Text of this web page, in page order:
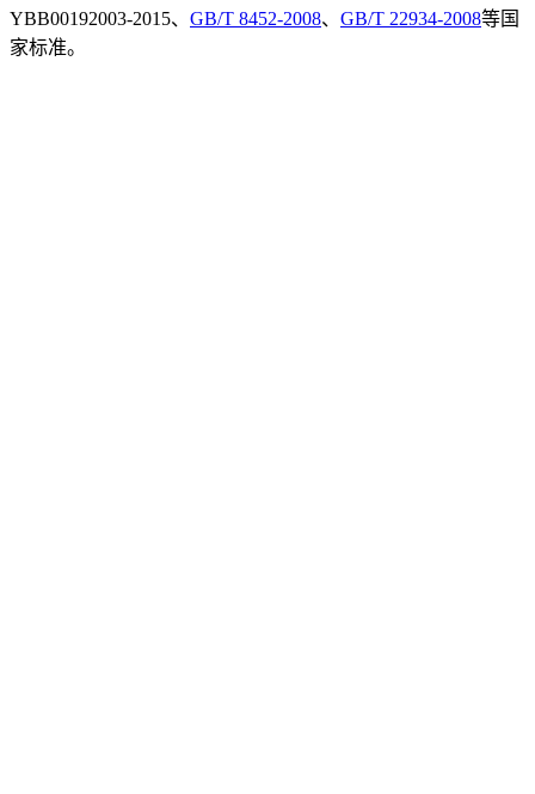
YBB00192003-2015、 GB/T 8452-2008、 GB/T 22934-2008等国
家标准。